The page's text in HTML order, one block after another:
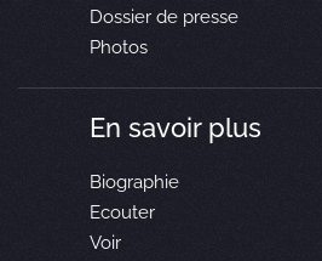
Dossier de presse
Photos
En savoir plus
Biographie
Ecouter
Voir